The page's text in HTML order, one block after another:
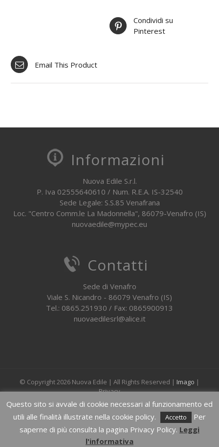
Condividi su
Pinterest
Email This Product
Informazioni
Nuova Edile S.r.l.
P. Iva 02555640610 / Num. R.E.A. IS-32540
Sede Legale: S.S.85 Venafrana
Loc. "Centro Comm.le La Madonnella", 86079-Venafro (IS)
nuovaedile@mypec.eu
Contatti
Sede di Venafro
Viale S. Nicandro - 86079 Venafro (IS)
Tel.: 0865.251930 / Fax: 0865900913
nuovaedilesrl@alice.it
© Copyright2026 Nuova Edile | All Rights Reserved | Imago |
Privacy
FacebookInstagram
Email
Questo sito si avvale di cookie necessari al funzionamento ed
utili alle finalità illustrate nella cookie policy.
Accetto
Per
saperne di più consulta la pagina Privacy Policy. Leggi
l'informativa